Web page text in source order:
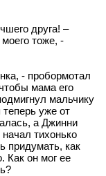
друга! –
тоже, -
- пробормотал
мама его
мальчику
уже от
а Джинни
тихонько
придумать, как
Как он мог ее